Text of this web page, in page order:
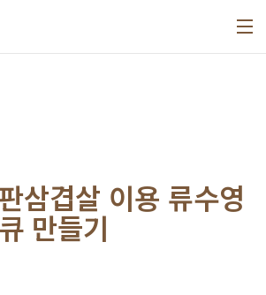
삼겹살 이용 류수영
만들기